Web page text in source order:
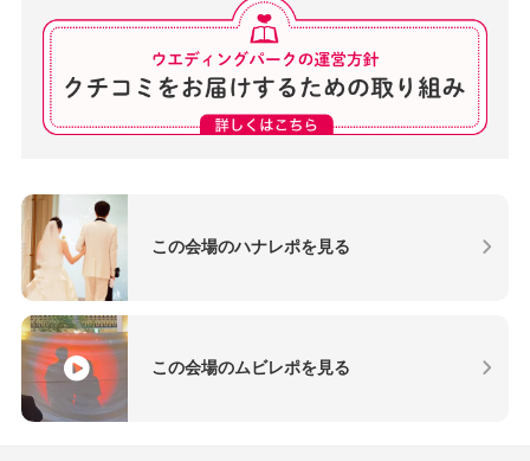
この会場のハナレポを見る
この会場のムビレポを見る